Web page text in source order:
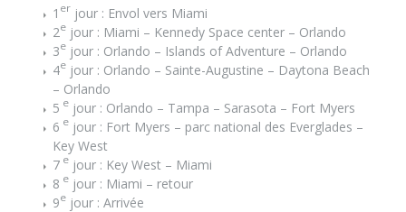
1 er jour : Envol vers Miami
2e jour : Miami – Kennedy Space center – Orlando
3e jour : Orlando – Islands of Adventure – Orlando
4e jour : Orlando – Sainte-Augustine – Daytona Beach
– Orlando
5 e jour : Orlando – Tampa – Sarasota – Fort Myers
6 e jour : Fort Myers – parc national des Everglades –
Key West
7 e jour : Key West – Miami
8 e jour : Miami – retour
9e jour : Arrivée